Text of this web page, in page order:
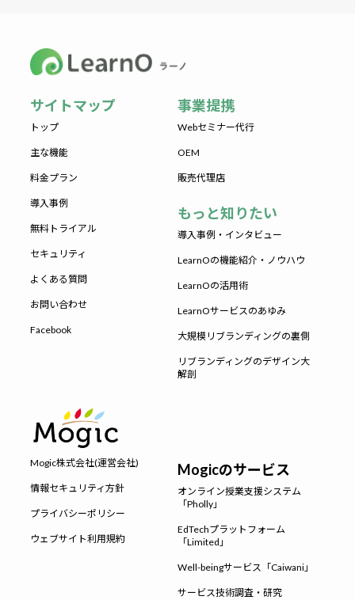
サイトマップ
トップ
主な機能
料金プラン
導入事例
無料トライアル
セキュリティ
よくある質問
お問い合わせ
Facebook
事業提携
Webセミナー代行
OEM
販売代理店
もっと知りたい
導入事例・インタビュー
LearnOの機能紹介・ノウハウ
LearnOの活用術
LearnOサービスのあゆみ
大規模リブランディングの裏側
リブランディングのデザイン大
解剖
Mogic株式会社(運営会社)
情報セキュリティ方針
プライバシーポリシー
ウェブサイト利用規約
Mogicのサービス
オンライン授業支援システム
「Pholly」
EdTechプラットフォーム
「Limited」
Well-beingサービス「Caiwani」
サービス技術調査・研究